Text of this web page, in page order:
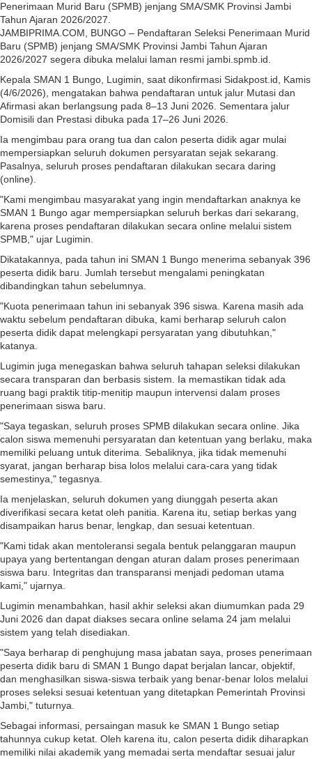
Penerimaan Murid Baru (SPMB) jenjang SMA/SMK Provinsi Jambi
Tahun Ajaran 2026/2027.
JAMBIPRIMA.COM, BUNGO – Pendaftaran Seleksi Penerimaan Murid
Baru (SPMB) jenjang SMA/SMK Provinsi Jambi Tahun Ajaran
2026/2027 segera dibuka melalui laman resmi jambi.spmb.id.
Kepala SMAN 1 Bungo, Lugimin, saat dikonfirmasi Sidakpost.id, Kamis
(4/6/2026), mengatakan bahwa pendaftaran untuk jalur Mutasi dan
Afirmasi akan berlangsung pada 8–13 Juni 2026. Sementara jalur
Domisili dan Prestasi dibuka pada 17–26 Juni 2026.
Ia mengimbau para orang tua dan calon peserta didik agar mulai
mempersiapkan seluruh dokumen persyaratan sejak sekarang.
Pasalnya, seluruh proses pendaftaran dilakukan secara daring
(online).
"Kami mengimbau masyarakat yang ingin mendaftarkan anaknya ke
SMAN 1 Bungo agar mempersiapkan seluruh berkas dari sekarang,
karena proses pendaftaran dilakukan secara online melalui sistem
SPMB," ujar Lugimin.
Dikatakannya, pada tahun ini SMAN 1 Bungo menerima sebanyak 396
peserta didik baru. Jumlah tersebut mengalami peningkatan
dibandingkan tahun sebelumnya.
"Kuota penerimaan tahun ini sebanyak 396 siswa. Karena masih ada
waktu sebelum pendaftaran dibuka, kami berharap seluruh calon
peserta didik dapat melengkapi persyaratan yang dibutuhkan,"
katanya.
Lugimin juga menegaskan bahwa seluruh tahapan seleksi dilakukan
secara transparan dan berbasis sistem. Ia memastikan tidak ada
ruang bagi praktik titip-menitip maupun intervensi dalam proses
penerimaan siswa baru.
"Saya tegaskan, seluruh proses SPMB dilakukan secara online. Jika
calon siswa memenuhi persyaratan dan ketentuan yang berlaku, maka
memiliki peluang untuk diterima. Sebaliknya, jika tidak memenuhi
syarat, jangan berharap bisa lolos melalui cara-cara yang tidak
semestinya," tegasnya.
Ia menjelaskan, seluruh dokumen yang diunggah peserta akan
diverifikasi secara ketat oleh panitia. Karena itu, setiap berkas yang
disampaikan harus benar, lengkap, dan sesuai ketentuan.
"Kami tidak akan mentoleransi segala bentuk pelanggaran maupun
upaya yang bertentangan dengan aturan dalam proses penerimaan
siswa baru. Integritas dan transparansi menjadi pedoman utama
kami," ujarnya.
Lugimin menambahkan, hasil akhir seleksi akan diumumkan pada 29
Juni 2026 dan dapat diakses secara online selama 24 jam melalui
sistem yang telah disediakan.
"Saya berharap di penghujung masa jabatan saya, proses penerimaan
peserta didik baru di SMAN 1 Bungo dapat berjalan lancar, objektif,
dan menghasilkan siswa-siswa terbaik yang benar-benar lolos melalui
proses seleksi sesuai ketentuan yang ditetapkan Pemerintah Provinsi
Jambi," tuturnya.
Sebagai informasi, persaingan masuk ke SMAN 1 Bungo setiap
tahunnya cukup ketat. Oleh karena itu, calon peserta didik diharapkan
memiliki nilai akademik yang memadai serta mendaftar sesuai jalur